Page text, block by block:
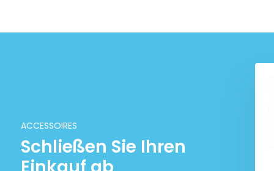
ACCESSOIRES
Schließen Sie Ihren
Medium 100